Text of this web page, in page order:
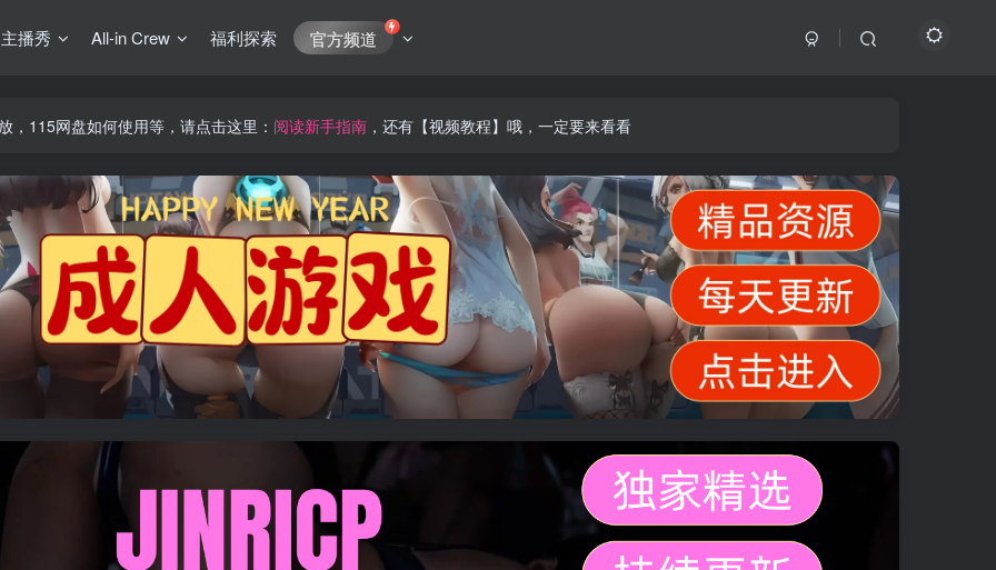
播秀 All-in Crew 福利探索 官方频道
115网盘如何使用等，请点击这里： 阅读新手指南 ，还有【视频教程】哦，一定要来看看